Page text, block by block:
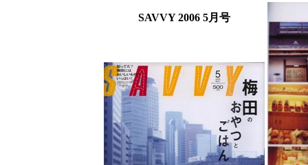
SAVVY 2006 5月号